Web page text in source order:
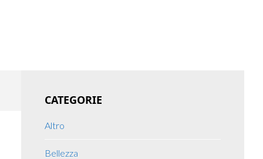
Sidebar
CATEGORIE
Altro
Bellezza